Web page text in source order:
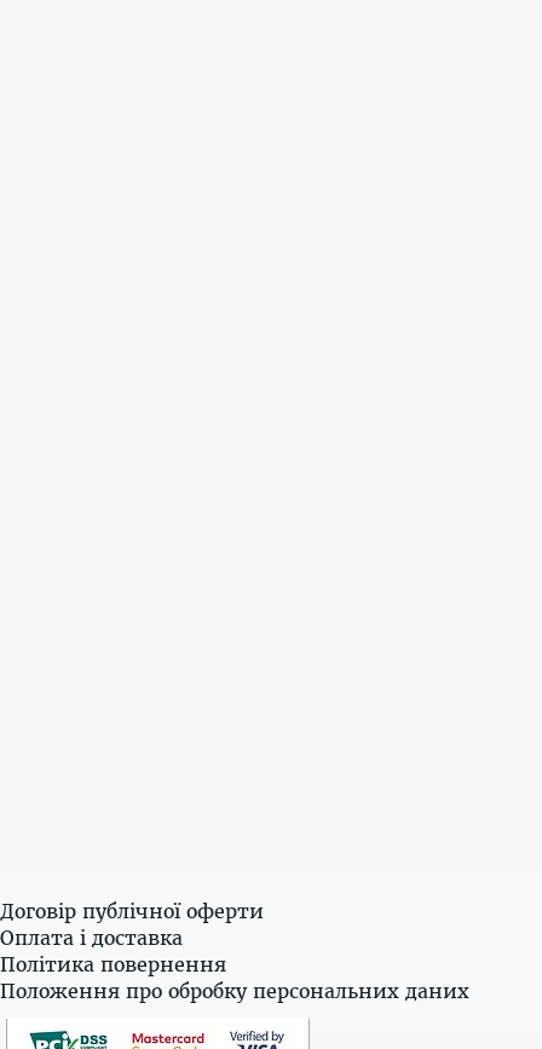
Договір публічної оферти
Оплата і доставка
Політика повернення
Положення про обробку персональних даних